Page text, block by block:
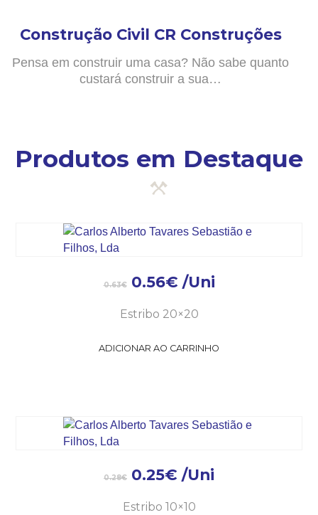
Construção Civil CR Construções
Pensa em construir uma casa? Não sabe quanto
custará construir a sua…
Produtos em Destaque
0.63€ 0.56€ /Uni
Estribo 20×20
ADICIONAR AO CARRINHO
0.28€ 0.25€ /Uni
Estribo 10×10